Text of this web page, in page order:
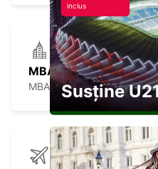
MBABANE
MBABANE - ESWATINI
inclus
Susține